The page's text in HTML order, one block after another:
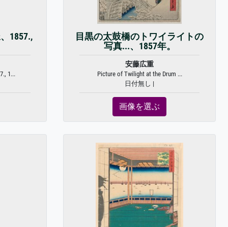
1857.,
1...
目黒の太鼓橋のトワイライトの
写真...、1857年。
安藤広重
Picture of Twilight at the Drum ...
日付無し |
画像を選ぶ